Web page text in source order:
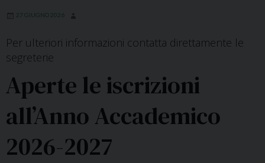
27 GIUGNO 2026
Per ulteriori informazioni contatta direttamente le
segreterie
Aperte le iscrizioni
all’Anno Accademico
2026-2027